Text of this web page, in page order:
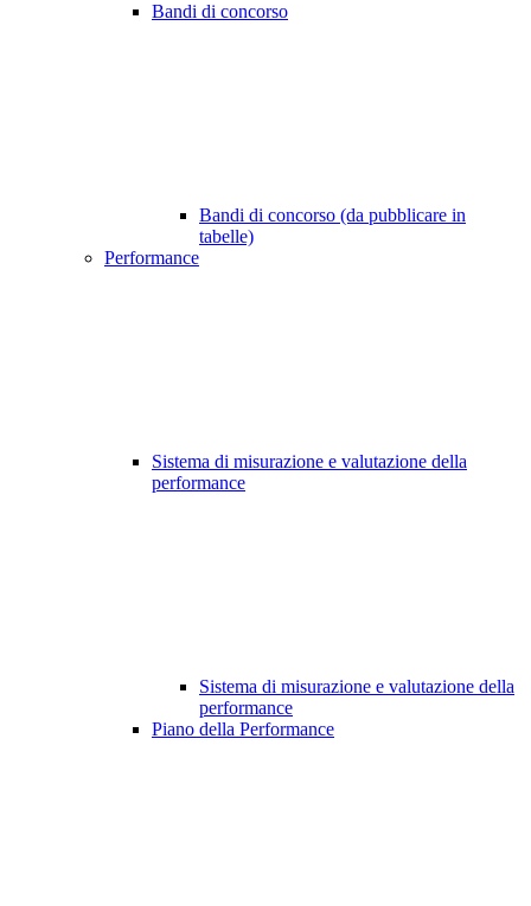
Bandi di concorso
Bandi di concorso (da pubblicare in
tabelle)
Performance
Sistema di misurazione e valutazione della
performance
Sistema di misurazione e valutazione della
performance
Piano della Performance